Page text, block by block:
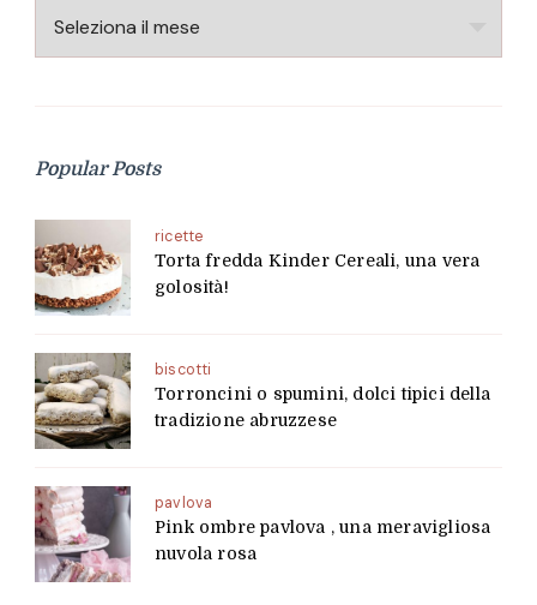
Archivio
Popular Posts
ricette
Torta fredda Kinder Cereali, una vera
golosità!
biscotti
Torroncini o spumini, dolci tipici della
tradizione abruzzese
pavlova
Pink ombre pavlova , una meravigliosa
nuvola rosa